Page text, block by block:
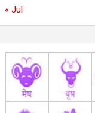
« Jul